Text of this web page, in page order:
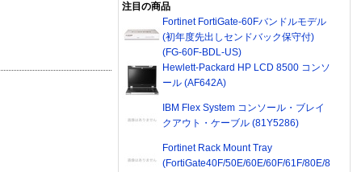
注目の商品
Fortinet FortiGate-60Fバンドルモデル
(初年度先出しセンドバック保守付)
(FG-60F-BDL-US)
Hewlett-Packard HP LCD 8500 コンソ
ール (AF642A)
IBM Flex System コンソール・ブレイ
クアウト・ケーブル (81Y5286)
Fortinet Rack Mount Tray
(FortiGate40F/50E/60E/60F/61F/80E/8